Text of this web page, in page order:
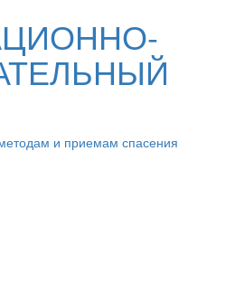
и приемам спасения